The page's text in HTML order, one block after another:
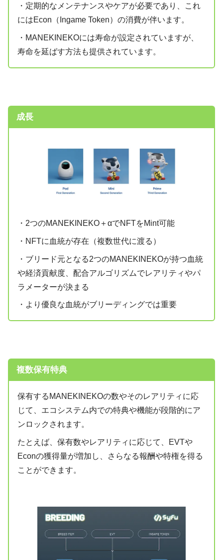
・定期的なメンテナンスやケアが必要であり、これ
にはEcon（Ingame Token）の消費が伴います。
・MANEKINEKOには寿命が設定されていますが、
寿命を延ばす方法も提供されています。
成長
・2つのMANEKINEKO＋αでNFTをMint可能
・NFTに血統が存在（複数世代に渡る）
・ブリード元となる2つのMANEKINEKOが持つ血統
や経済貢献度、配合アルゴリズムでレアリティやパ
ラメーターが決まる
・より優良な血統がブリーディングでは重要
複数保有特典
保有するMANEKINEKOの数やそのレアリティに応
じて、エコシステム内での特典や機能が段階的にア
ンロックされます。
たとえば、保有数やレアリティに応じて、EVTや
Econの獲得量が増加し、さらなる報酬や特権を得る
ことができます。